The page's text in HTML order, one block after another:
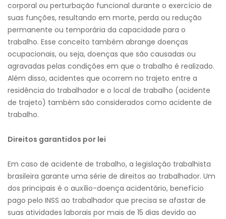
corporal ou perturbação funcional durante o exercício de
suas funções, resultando em morte, perda ou redução
permanente ou temporária da capacidade para o
trabalho. Esse conceito também abrange doenças
ocupacionais, ou seja, doenças que são causadas ou
agravadas pelas condições em que o trabalho é realizado.
Além disso, acidentes que ocorrem no trajeto entre a
residência do trabalhador e o local de trabalho (acidente
de trajeto) também são considerados como acidente de
trabalho.
Direitos garantidos por lei
Em caso de acidente de trabalho, a legislação trabalhista
brasileira garante uma série de direitos ao trabalhador. Um
dos principais é o auxílio-doença acidentário, benefício
pago pelo INSS ao trabalhador que precisa se afastar de
suas atividades laborais por mais de 15 dias devido ao